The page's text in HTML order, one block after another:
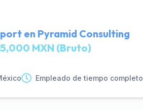
en Pyramid Consulting
MXN (Bruto)
Empleado de tiempo completo